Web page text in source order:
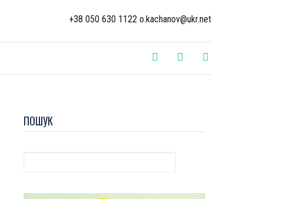
+38 050 630 1122 o.kachanov@ukr.net
ПОШУК